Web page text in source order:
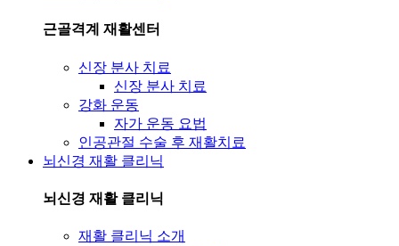
근골격계 재활센터
신장 분사 치료
신장 분사 치료
강화 운동
자가 운동 요법
인공관절 수술 후 재활치료
뇌신경 재활 클리닉
뇌신경 재활 클리닉
재활 클리닉 소개